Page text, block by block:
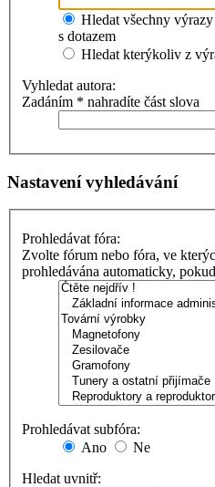
Hledat všechny
s dotazem
Hledat kterýkoliv z
Vyhledat autora:
Zadáním * nahradíte část slova
Nastavení vyhledávání
Prohledávat fóra:
Zvolte fórum nebo fóra, ve
prohledávána automaticky,
Prohledávat subfóra:
Ano
Ne
Hledat uvnitř: